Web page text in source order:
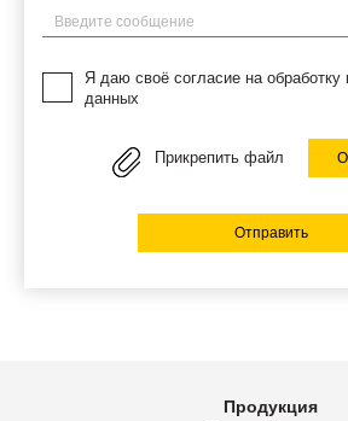
Введите сообщение
Я даю своё согласие на обработку
данных
Прикрепить файл
Отправить
Продукция